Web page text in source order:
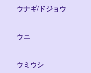
ウナギ/ドジョウ
ウニ
ウミウシ